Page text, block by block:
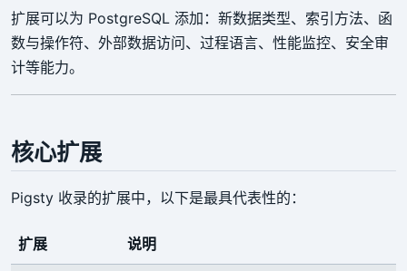
扩展可以为 PostgreSQL 添加：新数据类型、索引方法、函
数与操作符、外部数据访问、过程语言、性能监控、安全审
计等能力。
核心扩展
Pigsty 收录的扩展中，以下是最具代表性的：
扩展 说明